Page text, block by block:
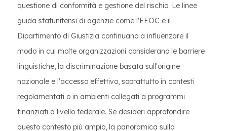
questione di conformità e gestione del rischio. Le linee
guida statunitensi di agenzie come l'EEOC e il
Dipartimento di Giustizia continuano a influenzare il
modo in cui molte organizzazioni considerano le barriere
linguistiche, la discriminazione basata sull'origine
nazionale e l'accesso effettivo, soprattutto in contesti
regolamentati o in ambienti collegati a programmi
finanziati a livello federale. Se desideri approfondire
questo contesto più ampio, la panoramica sulla